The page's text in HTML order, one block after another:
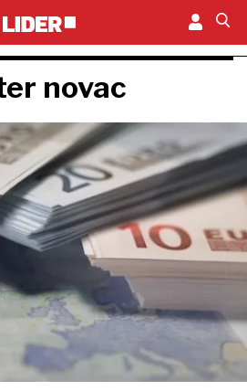
novac